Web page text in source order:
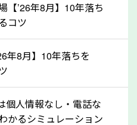
払いしていた自動車税が
。ですから、自動車税の
多く還付されます。不要
たほうが良いでしょう。
【’26年8月】10年落ち
コツ
年8月】10年落ちを
個人情報なし・電話な
かるシミュレーション